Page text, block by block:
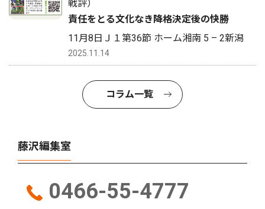
戦評）
責任をとる文化なき降格決定後の快勝
11月8日Ｊ１第36節 ホーム湘南 5 – 2新潟
2025.11.14
コラム一覧
藤沢編集室
0466-55-4777